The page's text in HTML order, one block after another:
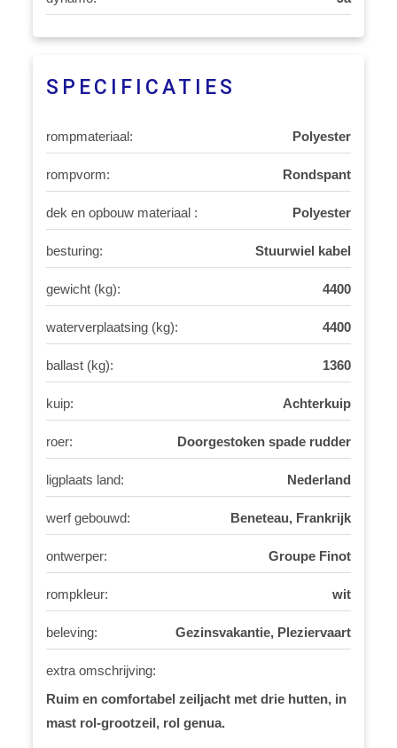
SPECIFICATIES
rompmateriaal: Polyester
rompvorm: Rondspant
dek en opbouw materiaal : Polyester
besturing: Stuurwiel kabel
gewicht (kg): 4400
waterverplaatsing (kg): 4400
ballast (kg): 1360
kuip: Achterkuip
roer: Doorgestoken spade rudder
ligplaats land: Nederland
werf gebouwd: Beneteau, Frankrijk
ontwerper: Groupe Finot
rompkleur: wit
beleving: Gezinsvakantie, Pleziervaart
extra omschrijving:
Ruim en comfortabel zeiljacht met drie hutten, in
mast rol-grootzeil, rol genua.